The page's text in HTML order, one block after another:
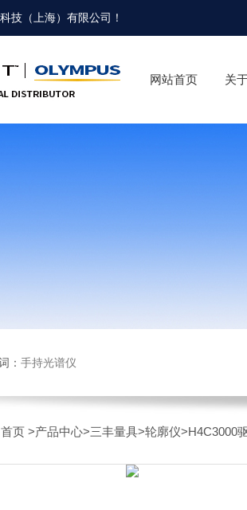
技（上海）有限公司 ！
网站首页 关
： 手持光谱仪
首页 >产品中心>三丰量具>轮廓仪>H4C3000